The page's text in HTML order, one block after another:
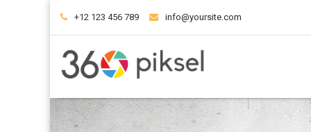
+12 123 456 789 info@yoursite.com